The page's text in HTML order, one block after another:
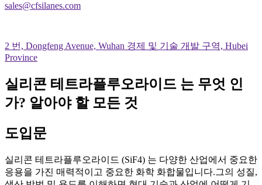
sales@cfsilanes.com
2 번, Dongfeng Avenue, Wuhan 경제 및 기술 개발 구역, Hubei
Province
실리콘 테트라플루오라이드 는 무엇 인
가? 알아야 할 모든 것
도입문
실리콘 테트라플루오라이드 (SiF4) 는 다양한 산업에서 중요한
응용을 가진 매력적이고 중요한 화학 화합물입니다.그의 성질,